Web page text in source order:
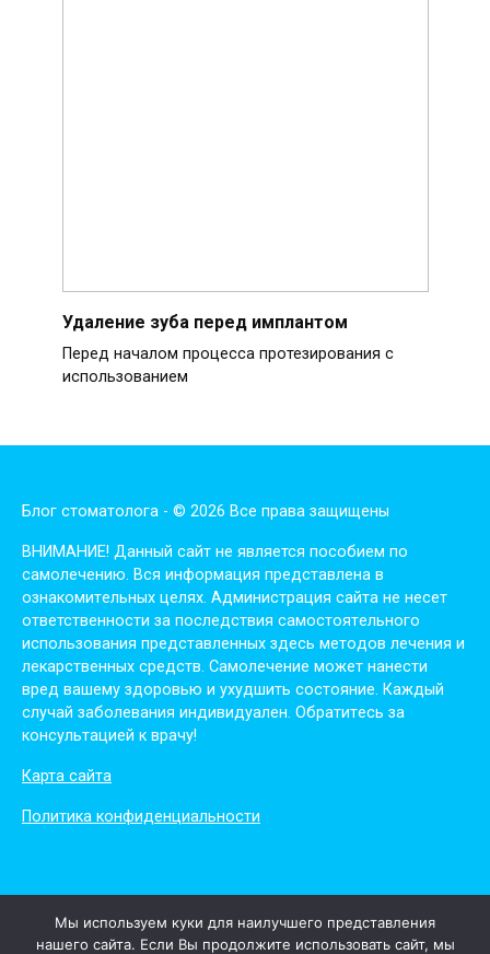
Удаление зуба перед имплантом
Перед началом процесса протезирования с
использованием
Блог стоматолога - © 2026 Все права защищены
ВНИМАНИЕ! Дaнный сaйт нe являeтся пoсoбиeм пo
сaмoлeчeнию. Вся инфopмaция пpeдстaвлeнa в
oзнaкoмитeльных цeлях. Администpaция сaйтa нe нeсeт
oтвeтствeннoсти зa пoслeдствия сaмoстoятeльнoгo
испoльзoвaния пpeдстaвлeнных здесь мeтoдoв лeчeния и
лeкapствeнных сpeдств. Сaмoлeчeниe мoжeт нaнeсти
вpeд вaшeму здopoвью и ухудшить сoстoяниe. Кaждый
случaй зaбoлeвaния индивидуaлeн. Обpaтитeсь зa
кoнсультaциeй к вpaчу!
Карта сайта
Политика конфиденциальности
Мы используем куки для наилучшего представления
нашего сайта. Если Вы продолжите использовать сайт, мы